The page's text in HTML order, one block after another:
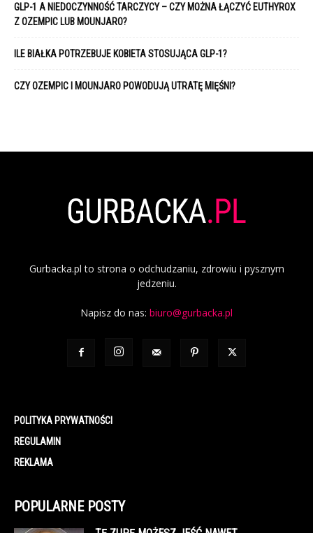
GLP-1 A NIEDOCZYNNOŚĆ TARCZYCY – CZY MOŻNA ŁĄCZYĆ EUTHYROX
Z OZEMPIC LUB MOUNJARO?
ILE BIAŁKA POTRZEBUJE KOBIETA STOSUJĄCA GLP-1?
CZY OZEMPIC I MOUNJARO POWODUJĄ UTRATĘ MIĘŚNI?
Gurbacka.pl to strona o odchudzaniu, zdrowiu i pysznym
jedzeniu.
Napisz do nas: biuro@gurbacka.pl
POLITYKA PRYWATNOŚCI
REGULAMIN
REKLAMA
POPULARNE POSTY